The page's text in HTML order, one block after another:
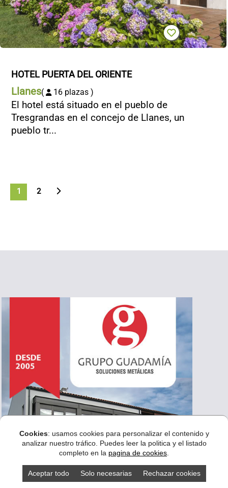
HOTEL PUERTA DEL ORIENTE
Llanes( 16 plazas )
El hotel está situado en el pueblo de
Tresgrandas en el concejo de Llanes, un
pueblo tr...
1 2
Cookies: usamos cookies para personalizar el contenido y
analizar nuestro tráfico. Puedes leer la politica y el listado
completo en la pagina de cookies
Aceptar todo Solo necesarias Rechazar cookies